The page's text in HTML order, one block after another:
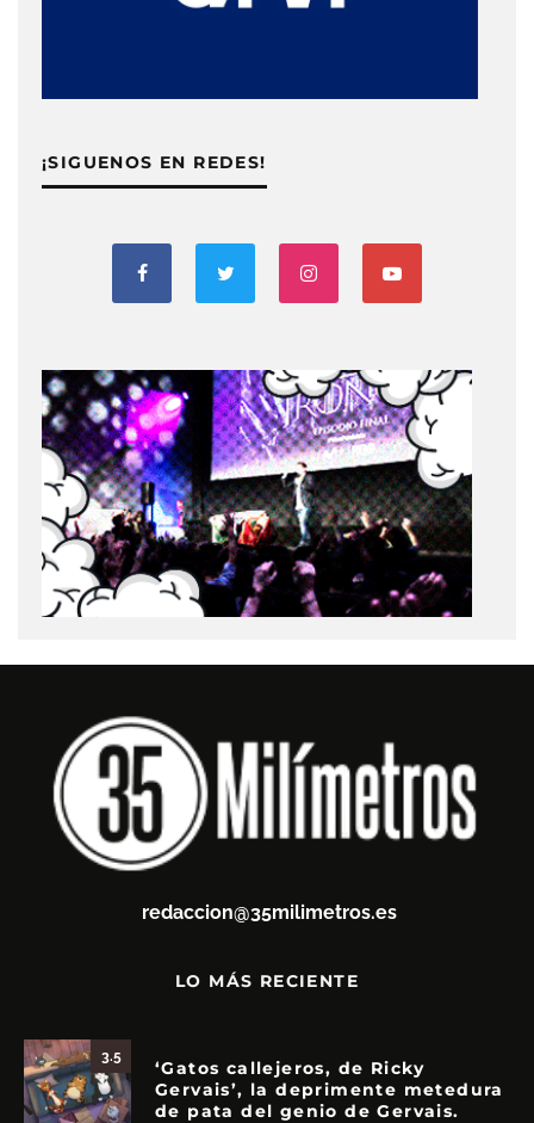
¡SIGUENOS EN REDES!
redaccion@35milimetros.es
LO MÁS RECIENTE
3.5
‘Gatos callejeros, de Ricky
Gervais’, la deprimente metedura
de pata del genio de Gervais.